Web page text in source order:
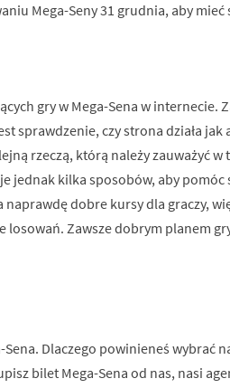
Mega-Seny 31 grudnia, aby
gry w Mega-Sena w internecie.
sprawdzenie, czy strona działa jak
rzeczą, którą należy zauważyć w
jednak kilka sposobów, aby pomóc
dobre kursy dla graczy,
losowań. Zawsze dobrym planem
Dlaczego powinieneś wybrać
bilet Mega-Sena od nas, nasi